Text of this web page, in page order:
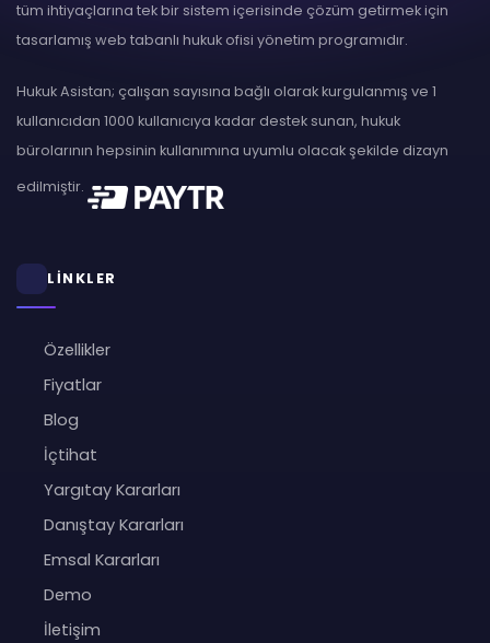
tüm ihtiyaçlarına tek bir sistem içerisinde çözüm getirmek için
tasarlamış web tabanlı hukuk ofisi yönetim programıdır.
Hukuk Asistan; çalışan sayısına bağlı olarak kurgulanmış ve 1
kullanıcıdan 1000 kullanıcıya kadar destek sunan, hukuk
bürolarının hepsinin kullanımına uyumlu olacak şekilde dizayn
edilmiştir.
LİNKLER
Özellikler
Fiyatlar
Blog
İçtihat
Yargıtay Kararları
Danıştay Kararları
Emsal Kararları
Demo
İletişim